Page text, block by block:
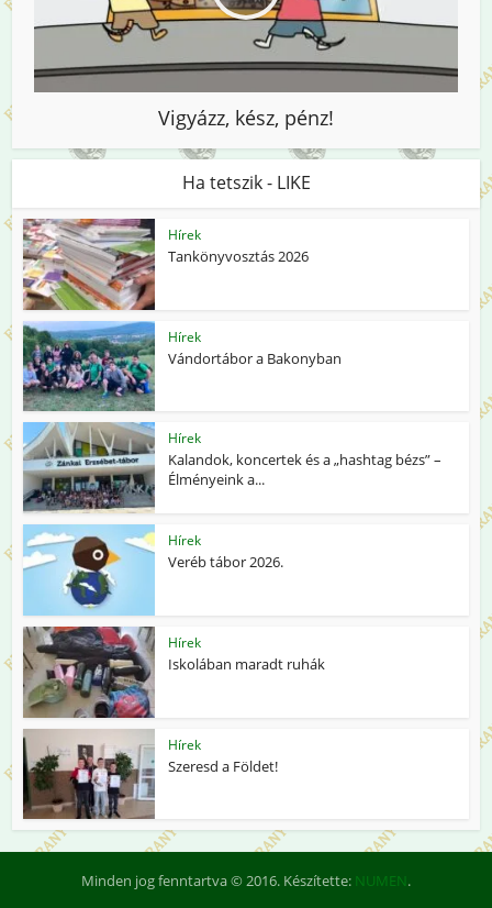
Vigyázz, kész, pénz!
Ha tetszik - LIKE
Hírek
Tankönyvosztás 2026
Hírek
Vándortábor a Bakonyban
Hírek
Kalandok, koncertek és a „hashtag bézs” –
Élményeink a...
Hírek
Veréb tábor 2026.
Hírek
Iskolában maradt ruhák
Hírek
Szeresd a Földet!
Minden jog fenntartva © 2016. Készítette: NUMEN.